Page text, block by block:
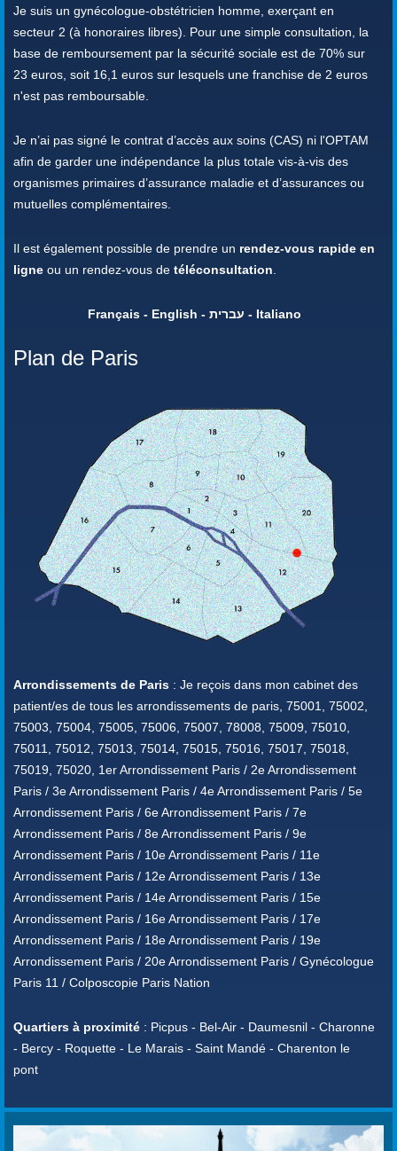
Je suis un gynécologue-obstétricien homme, exerçant en
secteur 2 (à honoraires libres). Pour une simple consultation, la
base de remboursement par la sécurité sociale est de 70% sur
23 euros, soit 16,1 euros sur lesquels une franchise de 2 euros
n'est pas remboursable.
Je n’ai pas signé le contrat d’accès aux soins (CAS) ni l'OPTAM
afin de garder une indépendance la plus totale vis-à-vis des
organismes primaires d’assurance maladie et d’assurances ou
mutuelles complémentaires.
Il est également possible de prendre un rendez-vous rapide en
ligne ou un rendez-vous de téléconsultation.
Français - English - עברית - Italiano
Plan de Paris
Arrondissements de Paris : Je reçois dans mon cabinet des
patient/es de tous les arrondissements de paris, 75001, 75002,
75003, 75004, 75005, 75006, 75007, 78008, 75009, 75010,
75011, 75012, 75013, 75014, 75015, 75016, 75017, 75018,
75019, 75020, 1er Arrondissement Paris / 2e Arrondissement
Paris / 3e Arrondissement Paris / 4e Arrondissement Paris / 5e
Arrondissement Paris / 6e Arrondissement Paris / 7e
Arrondissement Paris / 8e Arrondissement Paris / 9e
Arrondissement Paris / 10e Arrondissement Paris / 11e
Arrondissement Paris / 12e Arrondissement Paris / 13e
Arrondissement Paris / 14e Arrondissement Paris / 15e
Arrondissement Paris / 16e Arrondissement Paris / 17e
Arrondissement Paris / 18e Arrondissement Paris / 19e
Arrondissement Paris / 20e Arrondissement Paris / Gynécologue
Paris 11 / Colposcopie Paris Nation
Quartiers à proximité : Picpus - Bel-Air - Daumesnil - Charonne
- Bercy - Roquette - Le Marais - Saint Mandé - Charenton le
pont